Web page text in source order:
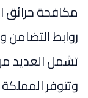
مكافحة حرائق
روابط التضامن
تشمل العديد
وتتوفر